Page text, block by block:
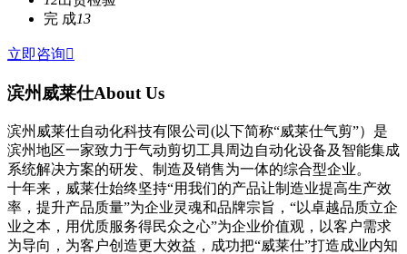
完 成13
立即咨询
滨州威莱仕About Us
滨州威莱仕自动化科技有限公司(以下简称“威莱仕气剪”）是
滨州地区一家致力于气动剪切工具周边自动化设备及智能集成
系统解决方案的研发、制造及销售为一体的综合型企业。
十年来，威莱仕始终坚持“用我们的产品让制造业提高生产效
率，提升产品质量”为企业灵魂和品牌宗旨，“以卓越品质立企
业之本，用优质服务得民众之心”为企业价值观，以客户需求
为导向，为客户创造更大效益，成功把“威莱仕”打造成业内知